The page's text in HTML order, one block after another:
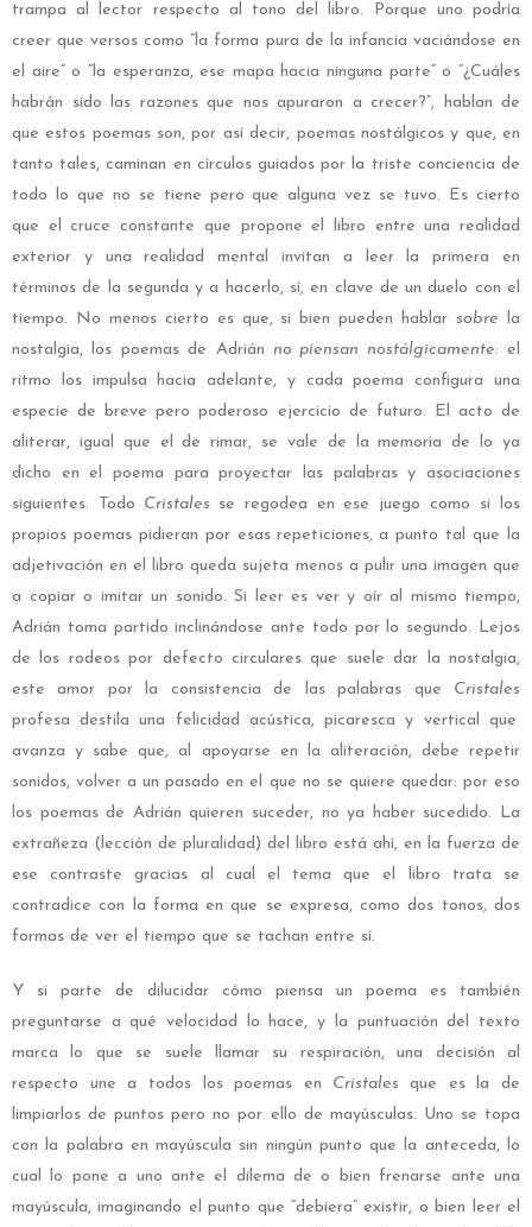
trampa al lector respecto al tono del libro. Porque uno podría
creer que versos como “la forma pura de la infancia vaciándose en
el aire” o “la esperanza, ese mapa hacia ninguna parte” o “¿Cuáles
habrán sido las razones que nos apuraron a crecer?”, hablan de
que estos poemas son, por así decir, poemas nostálgicos y que, en
tanto tales, caminan en círculos guiados por la triste conciencia de
todo lo que no se tiene pero que alguna vez se tuvo. Es cierto
que el cruce constante que propone el libro entre una realidad
exterior y una realidad mental invitan a leer la primera en
términos de la segunda y a hacerlo, sí, en clave de un duelo con el
tiempo. No menos cierto es que, si bien pueden hablarsobre la
nostalgia, los poemas de Adrián no piensan nostálgicamente: el
ritmo los impulsa hacia adelante, y cada poema configura una
especie de breve pero poderoso ejercicio de futuro. El acto de
aliterar, igual que el de rimar, se vale de la memoria de lo ya
dicho en el poema para proyectar las palabras y asociaciones
siguientes. Todo Cristales se regodea en ese juego como si los
propios poemas pidieran por esas repeticiones, a punto tal que la
adjetivación en el libro queda sujeta menos a pulir una imagen que
a copiar o imitar un sonido. Si leer es ver y oír al mismo tiempo,
Adrián toma partido inclinándose ante todo por lo segundo. Lejos
de los rodeos por defecto circulares que suele dar la nostalgia,
este amor por la consistencia de las palabras que Cristales
profesa destila una felicidad acústica, picaresca y vertical que
avanza y sabe que, al apoyarse en la aliteración, debe repetir
sonidos, volver a un pasado en el que no se quiere quedar: por eso
los poemas de Adrián quieren suceder, no ya haber sucedido. La
extrañeza (lección de pluralidad) del libro está ahí, en la fuerza de
ese contraste gracias al cual el tema que el libro trata se
contradice con la forma en que se expresa, como dos tonos, dos
formas de ver el tiempo que se tachan entre sí.
Y si parte de dilucidar cómo piensa un poema es también
preguntarse a qué velocidad lo hace, y la puntuación del texto
marca lo que se suele llamar su respiración, una decisión al
respecto une a todos los poemas en Cristalesque es la de
limpiarlos de puntos pero no por ello de mayúsculas. Uno se topa
con la palabra en mayúscula sin ningún punto que la anteceda, lo
cual lo pone a uno ante el dilema de o bien frenarse ante una
mayúscula, imaginando el punto que “debiera“ existir, o bien leer el